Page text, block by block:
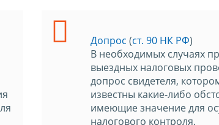
Допрос (ст. 90 НК РФ)
В необходимых случаях
выездных налоговых
допрос свидетеля,
известны какие-либо
имеющие значение для
налогового контроля.